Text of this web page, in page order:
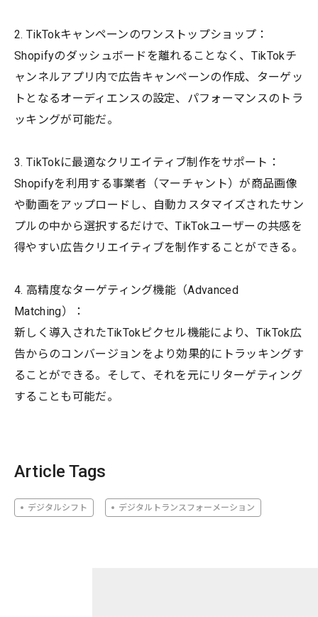
2. TikTokキャンペーンのワンストップショップ：
Shopifyのダッシュボードを離れることなく、TikTokチ
ャンネルアプリ内で広告キャンペーンの作成、ターゲッ
トとなるオーディエンスの設定、パフォーマンスのトラ
ッキングが可能だ。
3. TikTokに最適なクリエイティブ制作をサポート：
Shopifyを利用する事業者（マーチャント）が商品画像
や動画をアップロードし、自動カスタマイズされたサン
プルの中から選択するだけで、TikTokユーザーの共感を
得やすい広告クリエイティブを制作することができる。
4. 高精度なターゲティング機能（Advanced
Matching）：
新しく導入されたTikTokピクセル機能により、TikTok広
告からのコンバージョンをより効果的にトラッキングす
ることができる。そして、それを元にリターゲティング
することも可能だ。
Article Tags
デジタルシフト デジタルトランスフォーメーション